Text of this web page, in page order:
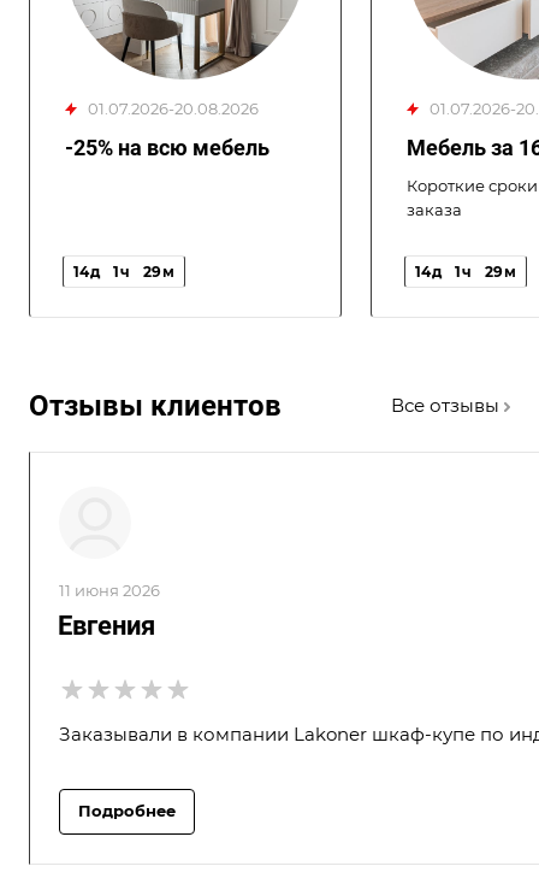
01.07.2026-20.08.2026
-25% на всю мебель
14д 1ч 29м
01.07.2026-
Мебель за
Короткие
заказа
14д 1ч 29м
Отзывы клиентов Все отзывы
11 июня 2026
Евгения
Заказывали в компании Lakoner шкаф-купе по
Подробнее